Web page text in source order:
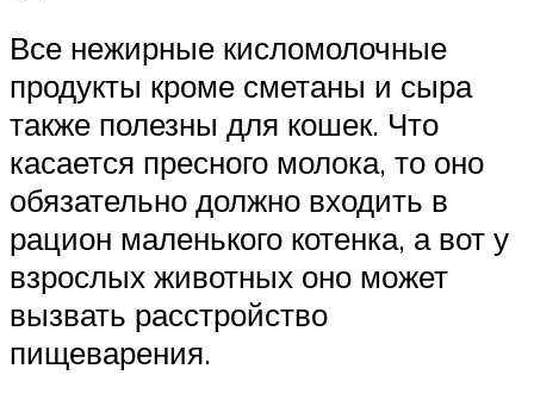
Все нежирные кисломолочные
продукты кроме сметаны и сыра
также полезны для кошек. Что
касается пресного молока, то оно
обязательно должно входить в
рацион маленького котенка, а вот у
взрослых животных оно может
вызвать расстройство
пищеварения.